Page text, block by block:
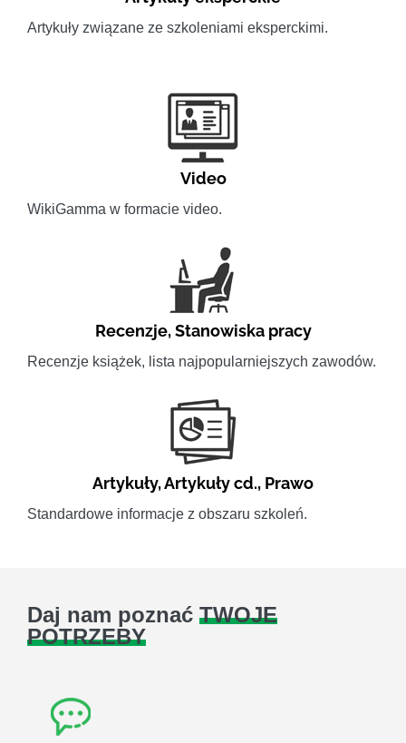
Artykuły związane ze szkoleniami eksperckimi.
Video
WikiGamma w formacie video.
Recenzje,Stanowiska pracy
Recenzje książek, lista najpopularniejszych zawodów.
Artykuły,Artykuły cd., Prawo
Standardowe informacje z obszaru szkoleń.
Daj nam poznać TWOJE
POTRZEBY